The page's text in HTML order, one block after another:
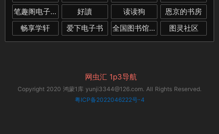
笔趣阁电子书下载
好讀 读读狗
恩京的书房
畅享学轩
爱下电子书 全国图书馆参考咨询联盟 图灵社区
网虫汇 1p3导航
Copyright 2020 鸿蒙1库 yunji3344@126.com. All Rights Reserved.
粤ICP备2022046222号-4